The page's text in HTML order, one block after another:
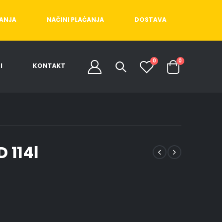
NAČINI PLAĆANJA DOSTAVA
KONTAKT
0 0
114l